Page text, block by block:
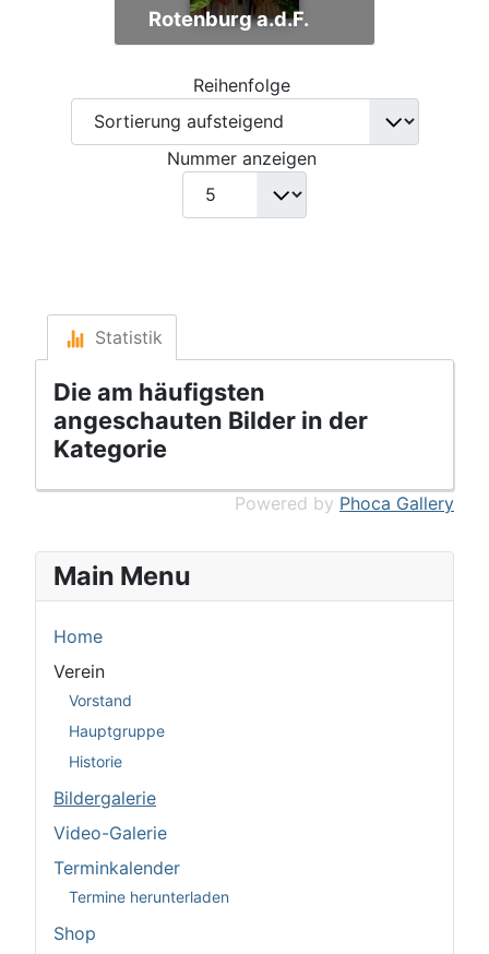
Rotenburg a.d.F.
Reihenfolge
Nummer anzeigen
Statistik
Die am häufigsten
angeschauten Bilder in der
Kategorie
Powered by Phoca Gallery
Main Menu
Home
Verein
Vorstand
Hauptgruppe
Historie
Bildergalerie
Video-Galerie
Terminkalender
Termine herunterladen
Shop